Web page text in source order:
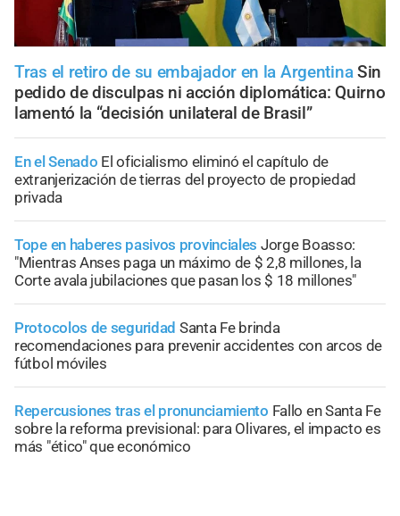
Tras el retiro de su embajador en la Argentina Sin
pedido de disculpas ni acción diplomática: Quirno
lamentó la “decisión unilateral de Brasil”
En el Senado El oficialismo eliminó el capítulo de
extranjerización de tierras del proyecto de propiedad
privada
Tope en haberes pasivos provinciales Jorge Boasso:
"Mientras Anses paga un máximo de $ 2,8 millones, la
Corte avala jubilaciones que pasan los $ 18 millones"
Protocolos de seguridad Santa Fe brinda
recomendaciones para prevenir accidentes con arcos de
fútbol móviles
Repercusiones tras el pronunciamiento Fallo en Santa Fe
sobre la reforma previsional: para Olivares, el impacto es
más "ético" que económico